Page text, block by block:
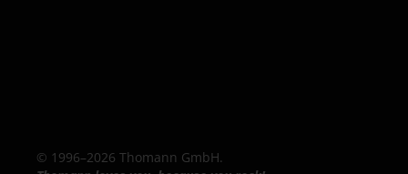
© 1996–2026 Thomann GmbH.